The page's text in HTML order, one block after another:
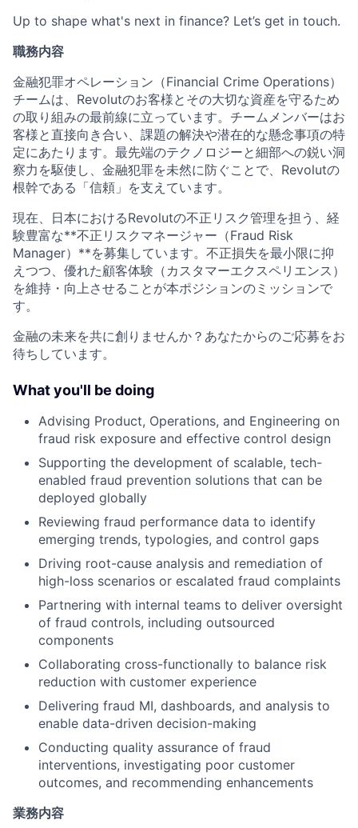
Up to shape what's next in finance? Let’s get in touch.
職務内容
金融犯罪オペレーション（Financial Crime Operations）
チームは、Revolutのお客様とその大切な資産を守るため
の取り組みの最前線に立っています。チームメンバーはお
客様と直接向き合い、課題の解決や潜在的な懸念事項の特
定にあたります。最先端のテクノロジーと細部への鋭い洞
察力を駆使し、金融犯罪を未然に防ぐことで、Revolutの
根幹である「信頼」を支えています。
現在、日本におけるRevolutの不正リスク管理を担う、経
験豊富な**不正リスクマネージャー（Fraud Risk
Manager）**を募集しています。不正損失を最小限に抑
えつつ、優れた顧客体験（カスタマーエクスペリエンス）
を維持・向上させることが本ポジションのミッションで
す。
金融の未来を共に創りませんか？あなたからのご応募をお
待ちしています。
What you'll be doing
Advising Product, Operations, and Engineering on
fraud risk exposure and effective control design
Supporting the development of scalable, tech-
enabled fraud prevention solutions that can be
deployed globally
Reviewing fraud performance data to identify
emerging trends, typologies, and control gaps
Driving root-cause analysis and remediation of
high-loss scenarios or escalated fraud complaints
Partnering with internal teams to deliver oversight
of fraud controls, including outsourced
components
Collaborating cross-functionally to balance risk
reduction with customer experience
Delivering fraud MI, dashboards, and analysis to
enable data-driven decision-making
Conducting quality assurance of fraud
interventions, investigating poor customer
outcomes, and recommending enhancements
業務内容